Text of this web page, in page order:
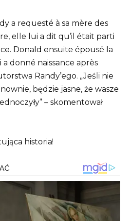
a requesté à sa mère des
elle lui a dit qu’il était parti
Donald ensuite épousé la
a donné naissance après
Randy’ego. „Jeśli nie
będzie jasne, że wasze
– skomentował
historia!